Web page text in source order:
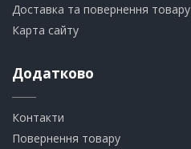
Доставка та повернення товару
Карта сайту
Додатково
Контакти
Повернення товару